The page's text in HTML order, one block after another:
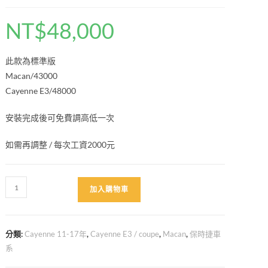
NT$48,000
此款為標準版
Macan/43000
Cayenne E3/48000
安裝完成後可免費調高低一次
如需再調整 / 每次工資2000元
BCBR
高
可
調
加入購物車
分類:Cayenne 11-17年,Cayenne E3 / coupe, Macan,保時捷車
系